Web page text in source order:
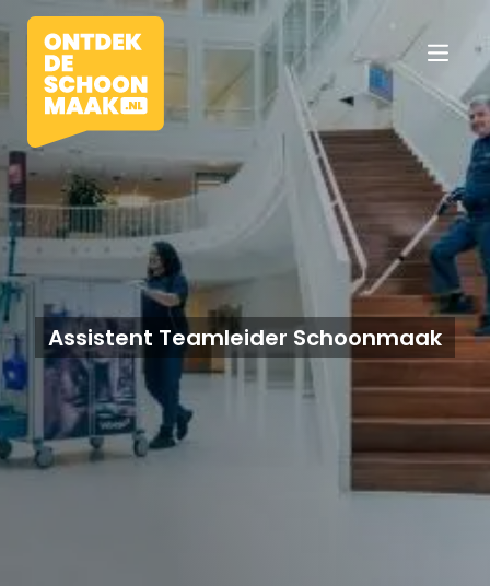
Assistent Teamleider Schoonmaak
Vacatures
Beroepen
Werkomgevingen
Opleidingen
Werkgevers